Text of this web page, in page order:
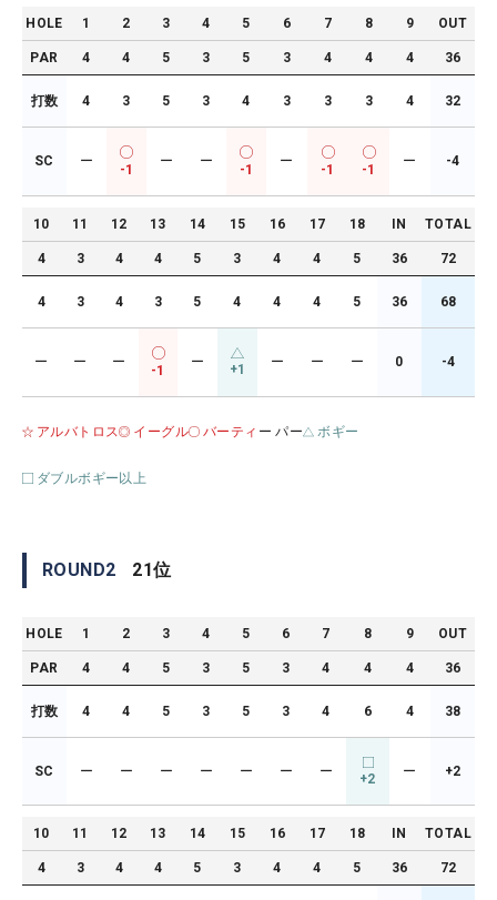
HOLE 1 2 3 4 5 6 7 8 9 OUT
PAR 4 4 5 3 5 3 4 4 4 36
打数 4 3 5 3 4 3 3 3 4 32
SC ー
-1
ー ー
-1
ー
-1 -1
ー -4
10 11 12 13 14 15 16 17 18 IN TOTAL
4 3 4 4 5 3 4 4 5 36 72
4 3 4 3 5 4 4 4 5 36 68
ー ー ー
-1
ー +1 ー ー ー 0 -4
アルバトロス イーグル バーティ ー パー ボギー
ダブルボギー以上
ROUND2 21位
HOLE 1 2 3 4 5 6 7 8 9 OUT
PAR 4 4 5 3 5 3 4 4 4 36
打数 4 4 5 3 5 3 4 6 4 38
SC ー ー ー ー ー ー ー +2 ー +2
10 11 12 13 14 15 16 17 18 IN TOTAL
4 3 4 4 5 3 4 4 5 36 72